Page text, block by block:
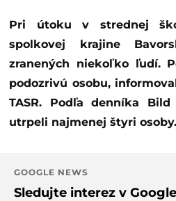
Pri útoku v strednej škole v juhonemeckej
spolkovej krajine
zranených niekoľko ľudí.
podozrivú osobu,
TASR. Podľa denníka
utrpeli najmenej štyri osoby.
GOOGLE NEWS
Sledujte interez v